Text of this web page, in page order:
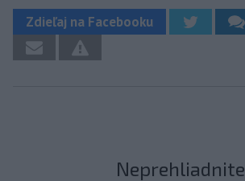
Zdieľaj na Facebooku
Neprehliadnite